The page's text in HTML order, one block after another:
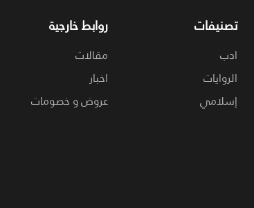
تصنيفات
ادب
الروايات
إسلامي
روابط خارجية
مقالات
اخبار
عروض و خصومات